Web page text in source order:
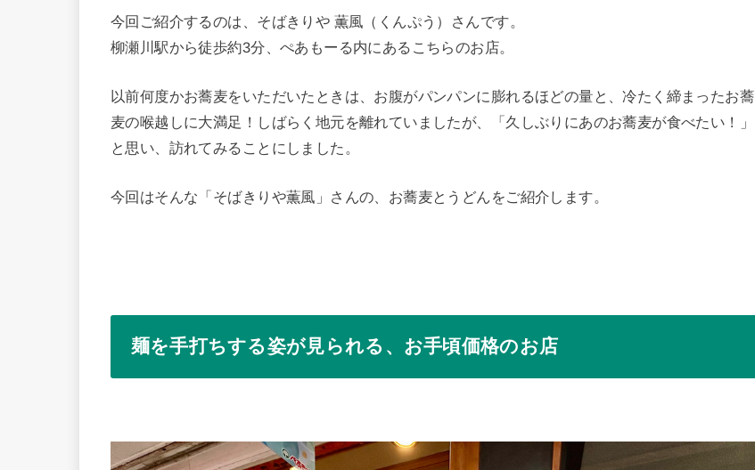
今回ご紹介するのは、そばきりや 薫風（くんぷう）さんです。
柳瀬川駅から徒歩約3分、ぺあもーる内にあるこちらのお店。
以前何度かお蕎麦をいただいたときは、お腹がパンパンに膨れるほどの量と、冷たく締まったお蕎
麦の喉越しに大満足！しばらく地元を離れていましたが、「久しぶりにあのお蕎麦が食べたい！」
と思い、訪れてみることにしました。
今回はそんな「そばきりや薫風」さんの、お蕎麦とうどんをご紹介します。
麺を手打ちする姿が見られる、お手頃価格のお店